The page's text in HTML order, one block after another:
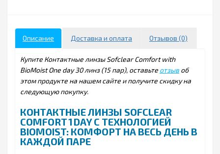
Описание Доставка и оплата Отзывов (0)
Купите Контактные линзы Sofclear Comfort with
BioMoist One day 30 линз (15 пар), оставьте отзыв об
этом продукте на нашем сайте и получите скидку на
следующую покупку.
КОНТАКТНЫЕ ЛИНЗЫ SOFCLEAR
COMFORT 1 DAY С ТЕХНОЛОГИЕЙ
BIOMOIST: КОМФОРТ НА ВЕСЬ ДЕНЬ В
КАЖДОЙ ПАРЕ